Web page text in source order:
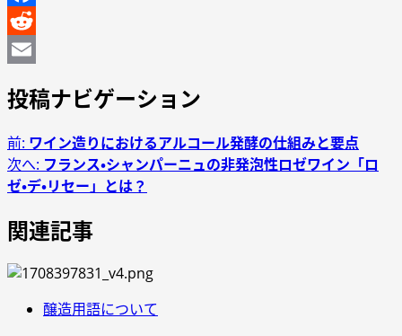
Facebook
Reddit
投稿ナビゲーション
前: ワイン造りにおけるアルコール発酵の仕組みと要点
次へ: フランス・シャンパーニュの非発泡性ロゼワイン「ロ
ゼ・デ・リセー」とは？
関連記事
醸造用語について